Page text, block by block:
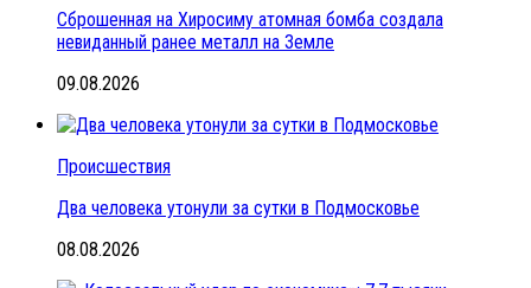
Сброшенная на Хиросиму атомная бомба создала
невиданный ранее металл на Земле
09.08.2026
Происшествия
Два человека утонули за сутки в Подмосковье
08.08.2026